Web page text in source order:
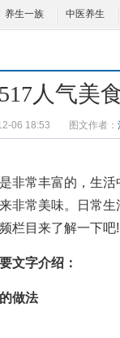
养生一族 中医养生
人气美
06 18:53 图文作者：
是非常丰富的，生
非常美味。日常生
栏目 来了解一下吧!
文字介绍：
做法